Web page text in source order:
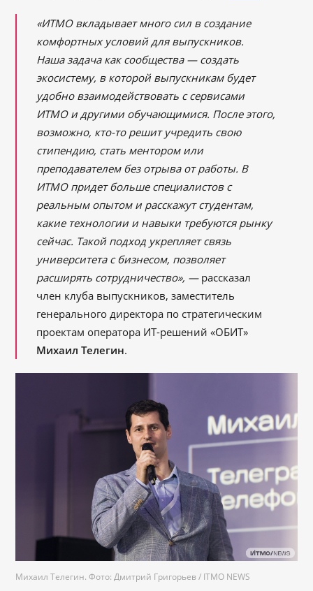
«ИТМО вкладывает много сил в создание
комфортных условий для выпускников.
Наша задача как сообщества — создать
экосистему, в которой выпускникам будет
удобно взаимодействовать с сервисами
ИТМО и другими обучающимися. После этого,
возможно, кто-то решит учредить свою
стипендию, стать ментором или
преподавателем без отрыва от работы. В
ИТМО придет больше специалистов с
реальным опытом и расскажут студентам,
какие технологии и навыки требуются рынку
сейчас. Такой подход укрепляет связь
университета с бизнесом, позволяет
расширять сотрудничество», ― рассказал
член клуба выпускников, заместитель
генерального директора по стратегическим
проектам оператора ИТ-решений «ОБИТ»
Михаил Телегин.
Михаил Телегин. Фото: Дмитрий Григорьев / ITMO NEWS